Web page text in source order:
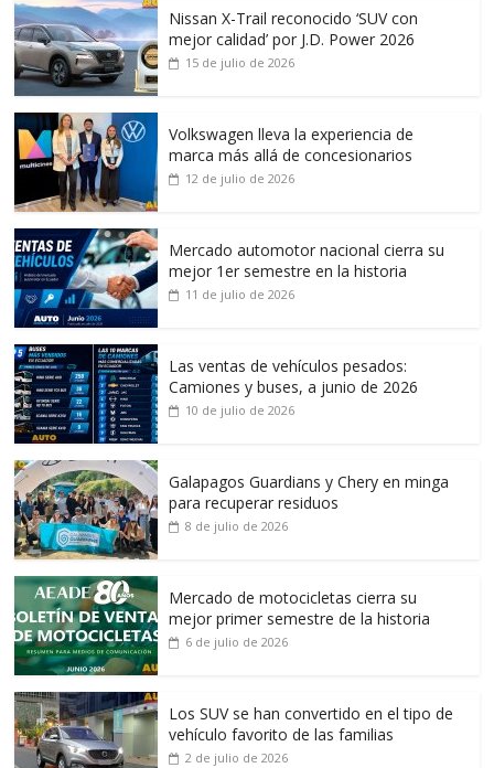
Nissan X-Trail reconocido ‘SUV con
mejor calidad’ por J.D. Power 2026
15 de julio de 2026
Volkswagen lleva la experiencia de
marca más allá de concesionarios
12 de julio de 2026
Mercado automotor nacional cierra su
mejor 1er semestre en la historia
11 de julio de 2026
Las ventas de vehículos pesados:
Camiones y buses, a junio de 2026
10 de julio de 2026
Galapagos Guardians y Chery en minga
para recuperar residuos
8 de julio de 2026
Mercado de motocicletas cierra su
mejor primer semestre de la historia
6 de julio de 2026
Los SUV se han convertido en el tipo de
vehículo favorito de las familias
2 de julio de 2026